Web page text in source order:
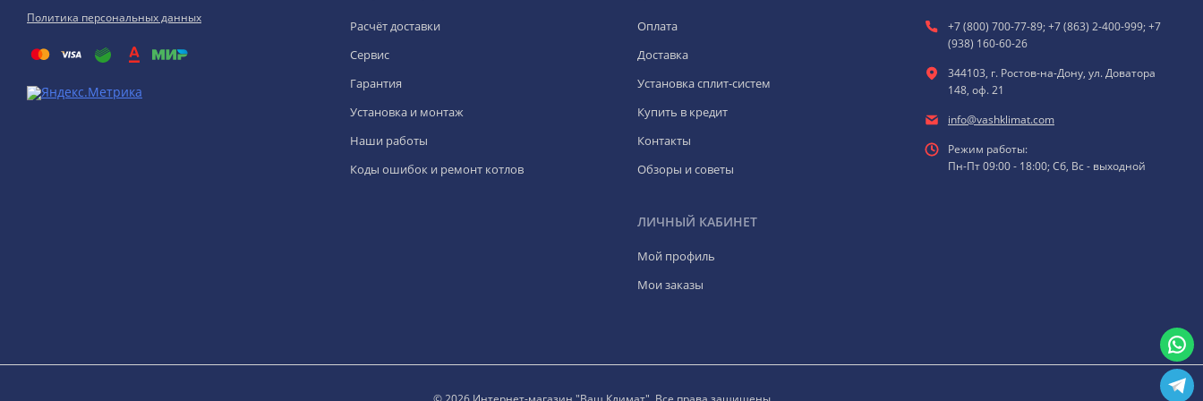
Политика персональных данных
Расчёт доставки
Сервис
Гарантия
Установка и монтаж
Наши работы
Коды ошибок и ремонт котлов
Оплата
Доставка
Установка сплит-систем
Купить в кредит
Контакты
Обзоры и советы
ЛИЧНЫЙ КАБИНЕТ
Мой профиль
Мои заказы
+7 (800) 700-77-89; +7 (863) 2-400-999; +7
(938) 160-60-26
344103, г. Ростов-на-Дону, ул. Доватора
148, оф. 21
info@vashklimat.com
Режим работы:
Пн-Пт 09:00 - 18:00; Сб, Вс - выходной